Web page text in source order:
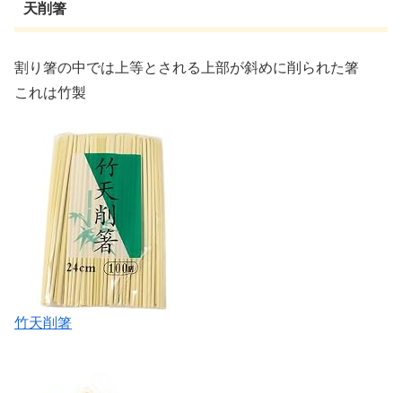
天削箸
割り箸の中では上等とされる上部が斜めに削られた箸
これは竹製
竹天削箸